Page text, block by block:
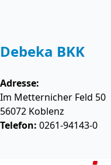
Debeka BKK
Adresse:
Im Metternicher Feld 50
56072 Koblenz
Telefon: 0261-94143-0